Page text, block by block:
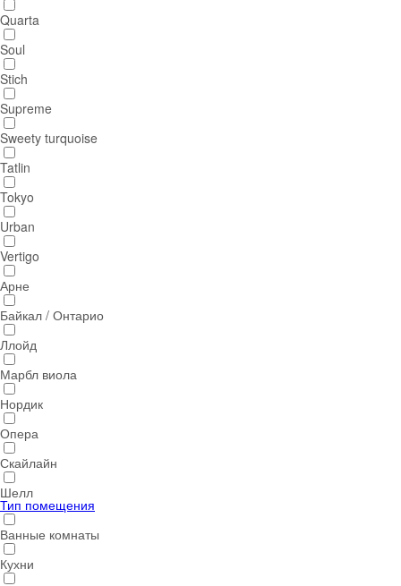
Quarta
Soul
Stich
Supreme
Sweety turquoise
Tatlin
Tokyo
Urban
Vertigo
Арне
Байкал / Онтарио
Ллойд
Марбл виола
Нордик
Опера
Скайлайн
Шелл
Тип помещения
Ванные комнаты
Кухни